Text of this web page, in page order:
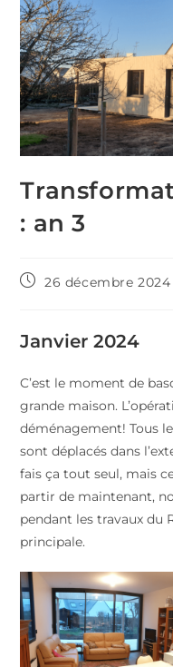
: an 3
Publication
26 décembre 2024
Janvier 2024
C’est le moment de
grande maison.
déménagement! Tous
sont déplacés dans
fais ça tout seul, mais
partir de maintenant,
pendant les travaux du
principale.